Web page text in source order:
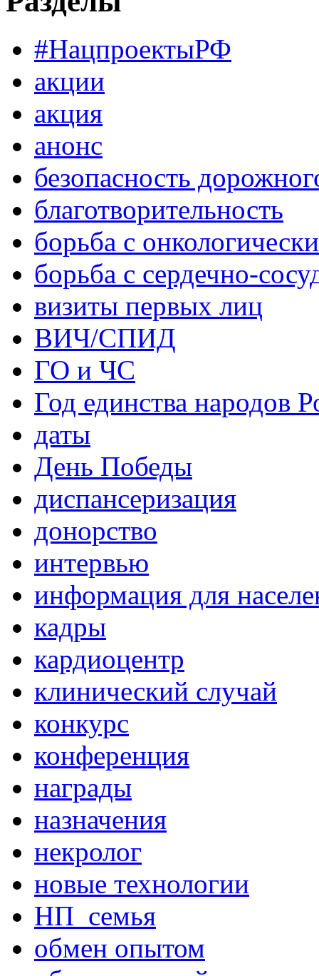
#НацпроектыРФ
акции
акция
анонс
безопасность
благотворительность
борьба с
борьба с сердечно-
визиты первых лиц
ВИЧ/СПИД
ГО и ЧС
Год единства народов
даты
День Победы
диспансеризация
донорство
интервью
информация для
кадры
кардиоцентр
клинический случай
конкурс
конференция
награды
назначения
некролог
новые технологии
НП_семья
обмен опытом